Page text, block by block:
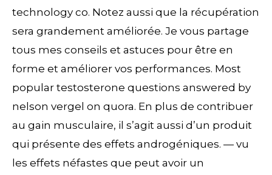
technology co. Notez aussi que la récupération
sera grandement améliorée. Je vous partage
tous mes conseils et astuces pour être en
forme et améliorer vos performances. Most
popular testosterone questions answered by
nelson vergel on quora. En plus de contribuer
au gain musculaire, il s’agit aussi d’un produit
qui présente des effets androgéniques. — vu
les effets néfastes que peut avoir un